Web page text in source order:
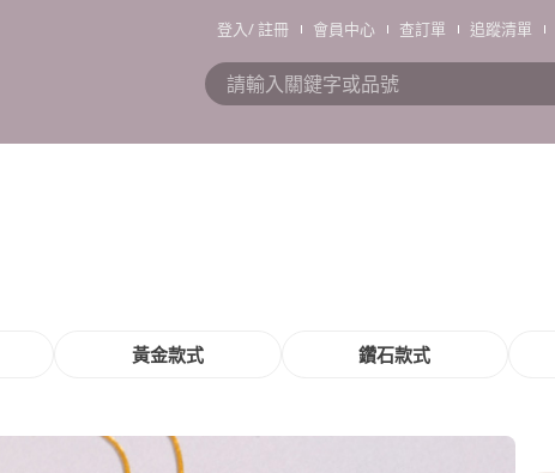
登入/註冊 會員中心 查訂單 追蹤清單
黃金款式 鑽石款式